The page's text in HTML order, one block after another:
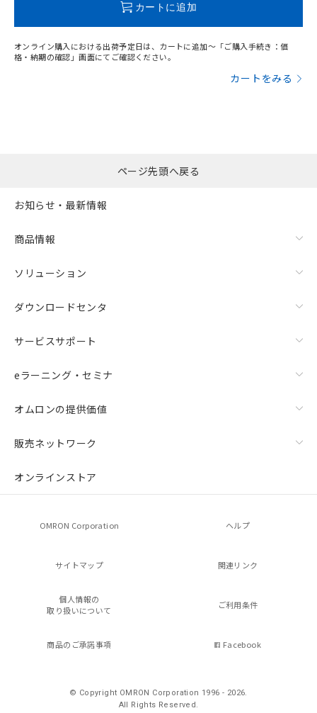
カートに追加
オンライン購入における出荷予定日は、カートに追加～「ご購入手続き：価
格・納期の確認」画面にてご確認ください。
カートをみる
ページ先頭へ戻る
お知らせ・最新情報
商品情報
ソリューション
ダウンロードセンタ
サービスサポート
eラーニング・セミナ
オムロンの提供価値
販売ネットワーク
オンラインストア
OMRON Corporation ヘルプ
サイトマップ 関連リンク
個人情報の
取り扱いについて
ご利用条件
商品のご承諾事項 Facebook
© Copyright OMRON Corporation 1996 - 2026.
All Rights Reserved.